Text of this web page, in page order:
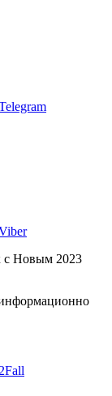
с Новым 2023